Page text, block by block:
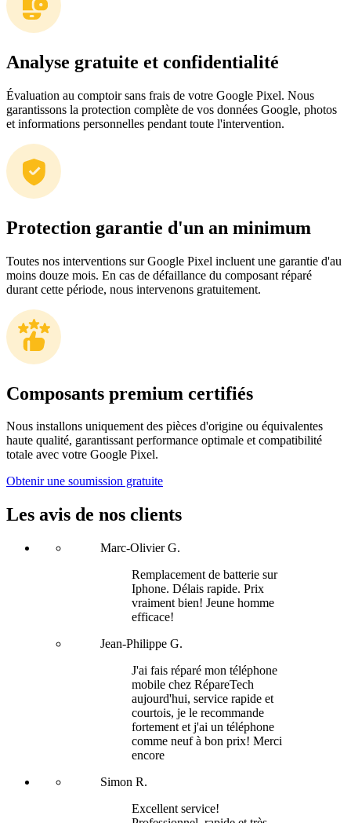
Analyse gratuite et confidentialité
Évaluation au comptoir sans frais de votre Google Pixel. Nous
garantissons la protection complète de vos données Google, photos
et informations personnelles pendant toute l'intervention.
Protection garantie d'un an minimum
Toutes nos interventions sur Google Pixel incluent une garantie d'au
moins douze mois. En cas de défaillance du composant réparé
durant cette période, nous intervenons gratuitement.
Composants premium certifiés
Nous installons uniquement des pièces d'origine ou équivalentes
haute qualité, garantissant performance optimale et compatibilité
totale avec votre Google Pixel.
Obtenir une soumission gratuite
Les avis de nos clients
Marc-Olivier G.
Remplacement de batterie sur
Iphone. Délais rapide. Prix
vraiment bien! Jeune homme
efficace!
Jean-Philippe G.
J'ai fais réparé mon téléphone
mobile chez RépareTech
aujourd'hui, service rapide et
courtois, je le recommande
fortement et j'ai un téléphone
comme neuf à bon prix! Merci
encore
Simon R.
Excellent service!